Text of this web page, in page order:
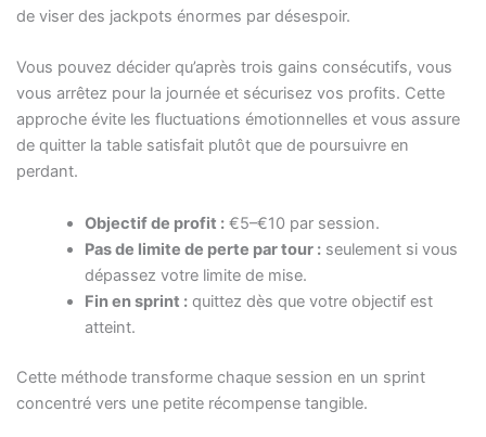
de viser des jackpots énormes par désespoir.
Vous pouvez décider qu’après trois gains consécutifs, vous
vous arrêtez pour la journée et sécurisez vos profits. Cette
approche évite les fluctuations émotionnelles et vous assure
de quitter la table satisfait plutôt que de poursuivre en
perdant.
Objectif de profit : €5–€10 par session.
Pas de limite de perte par tour : seulement si vous
dépassez votre limite de mise.
Fin en sprint : quittez dès que votre objectif est
atteint.
Cette méthode transforme chaque session en un sprint
concentré vers une petite récompense tangible.